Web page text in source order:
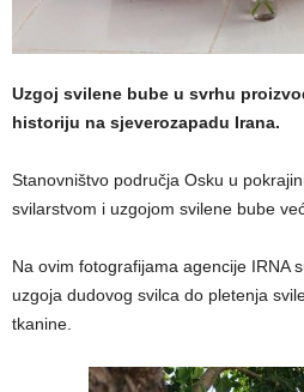
Uzgoj svilene bube u svrhu
historiju na sjeverozapadu Irana.
Stanovništvo područja Osku u
svilarstvom i uzgojom svilene bube
Na ovim fotografijama agencije IRNA
uzgoja dudovog svilca do pletenja
tkanine.